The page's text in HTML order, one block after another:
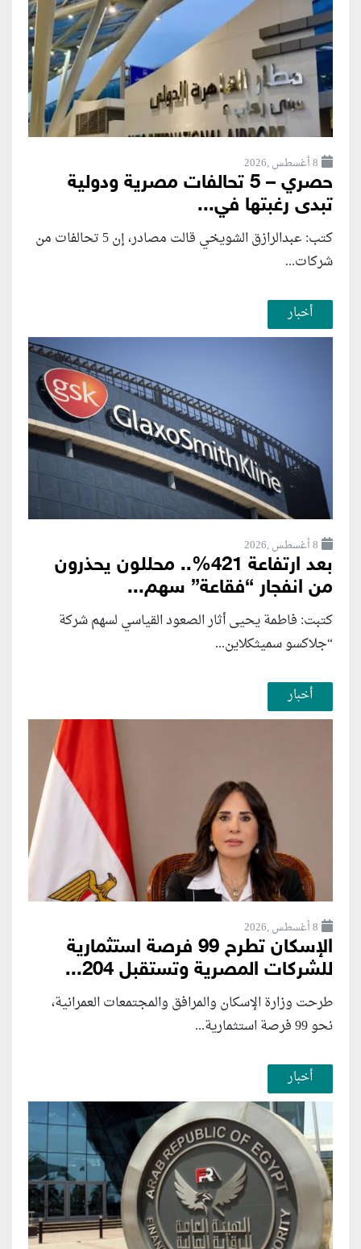
8 أغسطس ,2026
حصري – 5 تحالفات مصرية ودولية
تبدى رغبتها في...
كتب: عبدالرازق الشويخي قالت مصادر، إن 5 تحالفات من
شركات...
أخبار
8 أغسطس ,2026
بعد ارتفاعة 421%.. محللون يحذرون
من انفجار “فقاعة” سهم...
كتبت: فاطمة يحيى أثار الصعود القياسي لسهم شركة
“جلاكسو سميثكلاين...
أخبار
8 أغسطس ,2026
الإسكان تطرح 99 فرصة استثمارية
للشركات المصرية وتستقبل 204...
طرحت وزارة الإسكان والمرافق والمجتمعات العمرانية،
نحو 99 فرصة استثمارية...
أخبار